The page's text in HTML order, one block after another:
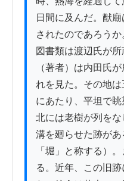
日間に及んだ。猷
されたのであろう
図書類は渡辺氏が
（著者）は内田氏
れを見た。その地
にあたり、平坦で
北には老樹が列を
溝を廻らせた跡が
「堀」と称する）
る。近年、この旧